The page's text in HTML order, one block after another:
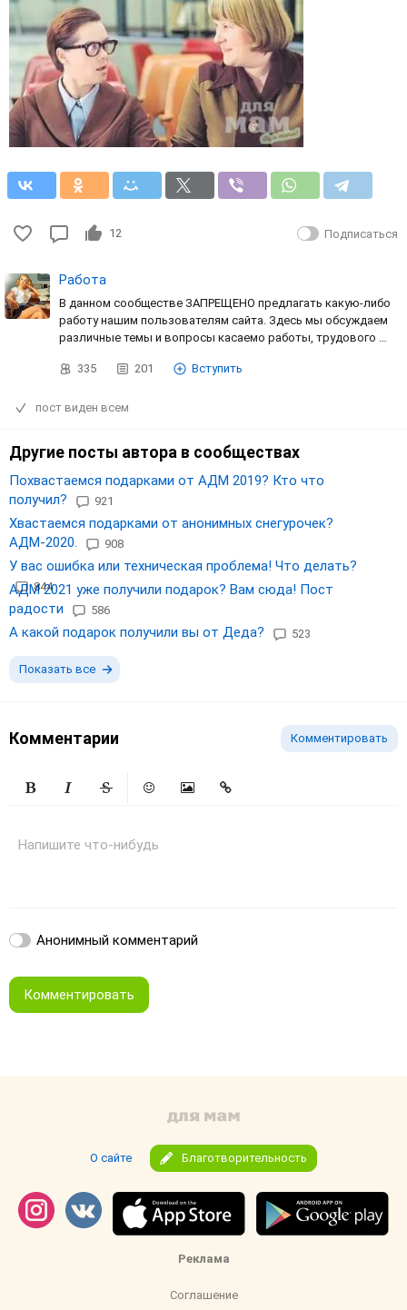
12 Подписаться
Работа
В данном сообществе ЗАПРЕЩЕНО предлагать какую-либо
работу нашим пользователям сайта. Здесь мы обсуждаем
различные темы и вопросы касаемо работы, трудового …
335 201 Вступить
пост виден всем
Другие посты автора в сообществах
Похвастаемся подарками от АДМ 2019? Кто что
получил?
921
Хвастаемся подарками от анонимных снегурочек?
АДМ-2020.
908
У вас ошибка или техническая проблема! Что делать?
844
АДМ 2021 уже получили подарок? Вам сюда! Пост
радости
586
А какой подарок получили вы от Деда? 523
Показать все
Комментарии Комментировать
Напишите что-нибудь
Анонимный комментарий
Комментировать
О сайте Благотворительность
Реклама
Соглашение